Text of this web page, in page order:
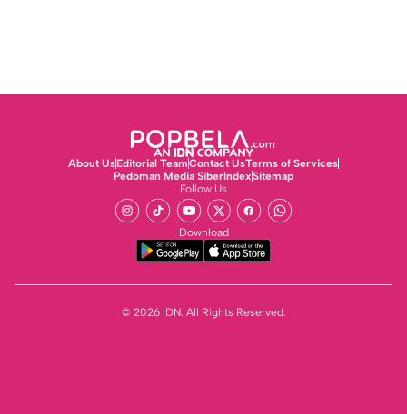
About UsEditorial TeamContact UsTerms of Services
Pedoman Media SiberIndexSitemap
Follow Us
Download
© 2026 IDN. All Rights Reserved.